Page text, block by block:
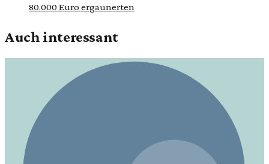
80.000 Euro ergaunerten
Auch interessant